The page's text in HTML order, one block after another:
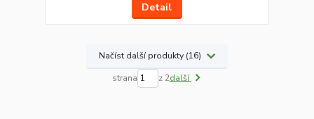
Detail
Načíst další produkty (16)
strana z 2další